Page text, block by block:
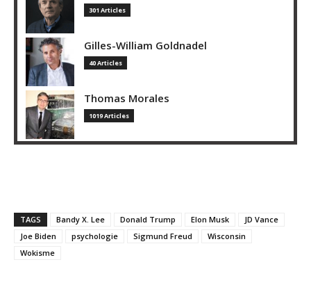
301 Articles
Gilles-William Goldnadel
40 Articles
Thomas Morales
1019 Articles
TAGS Bandy X. Lee Donald Trump Elon Musk
JD Vance
Joe Biden
psychologie Sigmund Freud
Wisconsin
Wokisme